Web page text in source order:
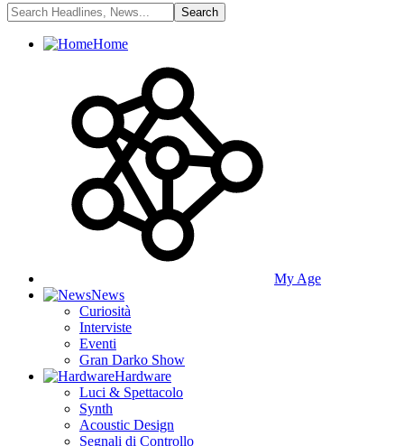
Home
My Age
News
Curiosità
Interviste
Eventi
Gran Darko Show
Hardware
Luci & Spettacolo
Synth
Acoustic Design
Segnali di Controllo